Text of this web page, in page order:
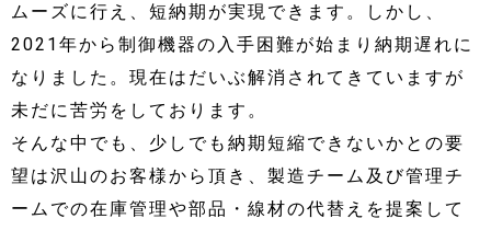
ムーズに行え、短納期が実現できます。しかし、
2021年から制御機器の入手困難が始まり納期遅れに
なりました。現在はだいぶ解消されてきていますが
未だに苦労をしております。
そんな中でも、少しでも納期短縮できないかとの要
望は沢山のお客様から頂き、製造チーム及び管理チ
ームでの在庫管理や部品・線材の代替えを提案して